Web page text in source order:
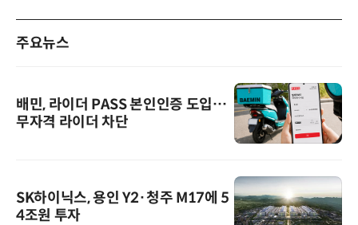
주요뉴스
배민, 라이더 PASS 본인인증 도입…
무자격 라이더 차단
SK하이닉스, 용인 Y2·청주 M17에 5
4조원 투자